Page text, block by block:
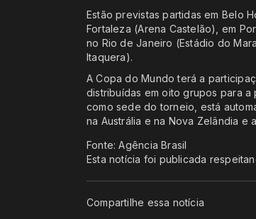
Estão previstas partidas em Belo
Fortaleza (Arena Castelão), em
no Rio de Janeiro (Estádio do
Itaquera).
A Copa do Mundo terá a
distribuídas em oito grupos para a
como sede do torneio, está
na Austrália e na Nova Zelândia e
Fonte: Agência Brasil
Esta notícia foi publicada
Compartilhe essa notícia